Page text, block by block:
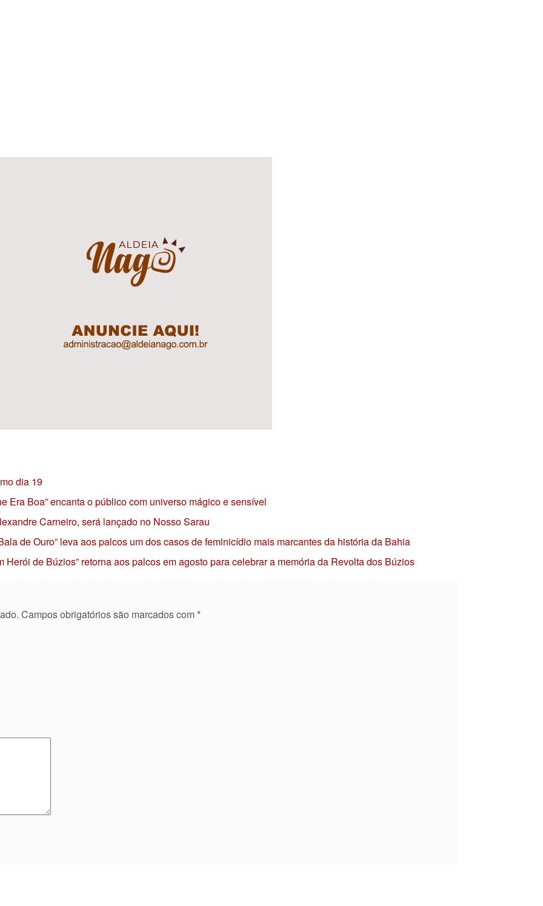
dia 19
Era Boa” encanta o público com universo mágico e sensível
Carneiro, será lançado no Nosso Sarau
de Ouro” leva aos palcos um dos casos de feminicídio mais marcantes da história da Bahia
Herói de Búzios” retorna aos palcos em agosto para celebrar a memória da Revolta dos Búzios
Campos obrigatórios são marcados com *